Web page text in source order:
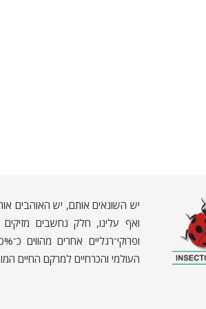
יש השונאים אותם, יש האוהבים
ואף עלינו, חלק נחשבים מזיקים
העולמי והכרחיים למרקם החיים